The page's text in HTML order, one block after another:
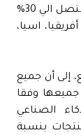
حجم الإنتاج، مع زيادة في عدد الأسواق العالمية لتصل الي 30%
بنحو 58 دولة في أفريقيا، اسيا،
إلى أن جميع
خطوط تعمل جميعها وفقا
الصناعي
بنسبة